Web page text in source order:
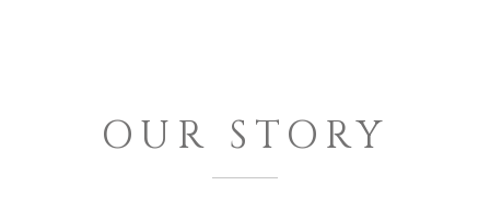
OUR STORY